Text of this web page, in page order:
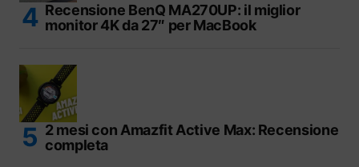
Recensione BenQ MA270UP: il miglior
monitor 4K da 27″ per MacBook
2 mesi con Amazfit Active Max: Recensione
completa